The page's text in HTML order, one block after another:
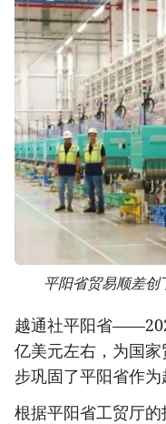
平阳省贸易顺差创
越通社平阳省
亿美元左右，为国
步巩固了平阳省作为
根据平阳省工贸厅